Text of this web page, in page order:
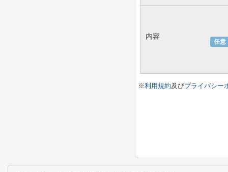
任意
内容
※利用規約及びプライバシー